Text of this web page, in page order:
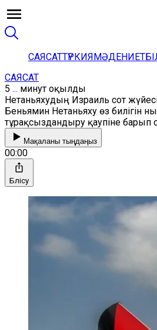
САЯСАТТҮРКИЯМӘДЕНИЕТ
САЯСАТ
5 ... минут оқылды
Нетаньяхудың Израиль сот
Беньямин Нетаньяху өз билігін
тұрақсыздандыру қаупіне барып
Мақаланы тыңдаңыз
00:00
Бөлісу